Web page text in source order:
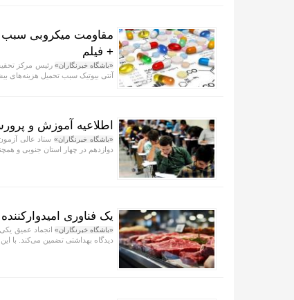
مقاومت میکروبی سبب
+ فیلم
«باشگاه خبرنگاران» رئیس مرکز
آنتی بیوتیک سبب تحمیل هزینه‌های
اطلاعیه آموزش و پرورش
«باشگاه خبرنگاران»ستاد عالی
دوازدهم در چهار استان جنوبی و
یک فناوری
«باشگاه خبرنگاران» انجماد عمیق
دیدگاه بهداشتی تضمین می‌کند. با